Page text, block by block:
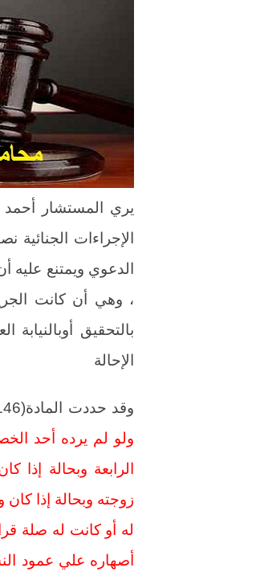
الإجراءات
الدعوي ويمتنع
، وهي أن كانت
بالتحقيق
الإحالة
وقد حددت المادة(146) من قانون المرافعات
ولو لم يرده أحد
الرابعة وبحالة
زوجته وبحالة إذا كان
له أو كانت له صلة
أصهاره علي عمود